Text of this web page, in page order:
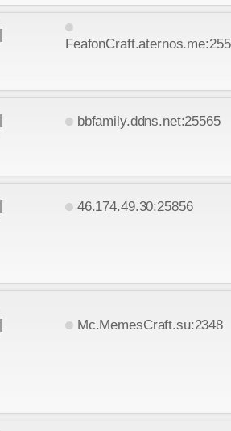
bbfamily.ddns.net:25565
46.174.49.30:25856
Mc.MemesCraft.su:2348